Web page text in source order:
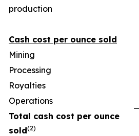
production
Cash cost per ounce sold
Mining
Processing
Royalties
Operations
Total cash cost per ounce
sold(2)